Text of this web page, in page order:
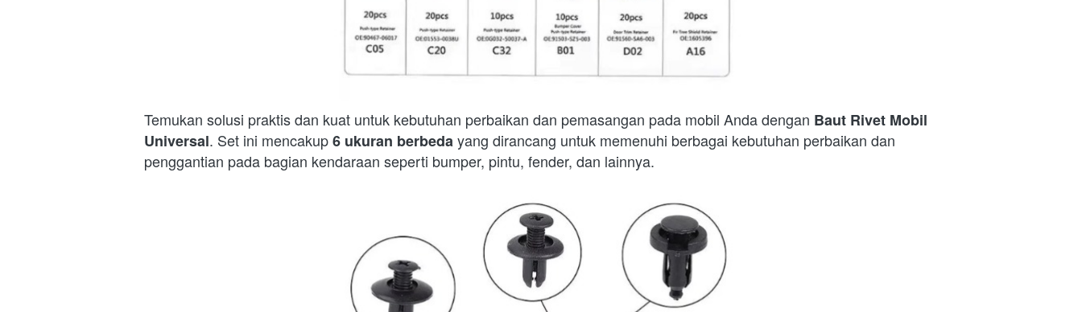
Temukan solusi praktis dan kuat untuk kebutuhan perbaikan dan pemasangan pada mobil Anda dengan Baut Rivet Mobil
Universal. Set ini mencakup 6 ukuran berbeda yang dirancang untuk memenuhi berbagai kebutuhan perbaikan dan
penggantian pada bagian kendaraan seperti bumper, pintu, fender, dan lainnya.